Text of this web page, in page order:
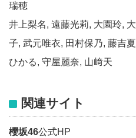
瑞穂
井上梨名, 遠藤光莉, 大園玲,
子, 武元唯衣, 田村保乃, 藤吉
ひかる, 守屋麗奈, 山﨑天
関連サイト
櫻坂46公式HP